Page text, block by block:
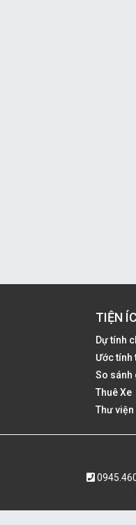
TIỆN
Dự tính
Ước tính
So sánh
Thuê Xe
Thư